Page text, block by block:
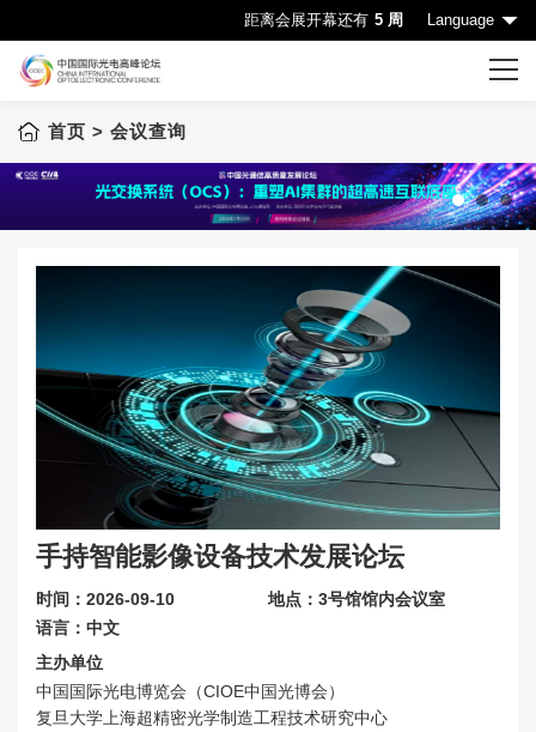
距离会展开幕还有 5 周 Language
首页
CIOE首页
赞助机会
申请成为演讲嘉宾
联系我们
关于展会
首页 > 会议查询
手持智能影像设备技术发展论坛
时间：2026-09-10
地点：3号馆馆内会议室
语言：中文
主办单位
中国国际光电博览会（CIOE中国光博会）
复旦大学上海超精密光学制造工程技术研究中心